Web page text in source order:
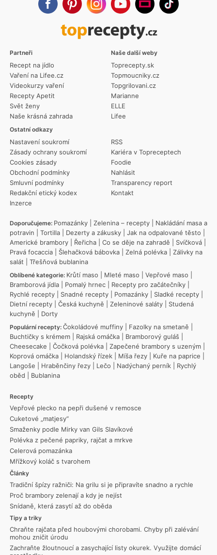
Partneři
Recept na jídlo
Vaření na Lifee.cz
Videokurzy vaření
Recepty Apetit
Svět ženy
Naše krásná zahrada
Ostatní odkazy
Nastavení soukromí
Zásady ochrany soukromí
Cookies zásady
Obchodní podmínky
Smluvní podmínky
Redakční etický kodex
Inzerce
RSS
Kariéra v Topreceptech
Foodie
Nahlásit
Transparency report
Kontakt
Naše další weby
Toprecepty.sk
Topmoucniky.cz
Topgrilovani.cz
Marianne
ELLE
Lifee
Doporučujeme: Pomazánky Zelenina – recepty
Nakládání masa a
potravin
Tortilla Dezerty a zákusky Jak na odpalované těsto
Americké brambory
Řeřicha Co se děje na zahradě Svíčková
Pravá focaccia
Šlehačková bábovka Zelná polévka
Zálivky na
salát
Třešňová bublanina
Oblíbené kategorie: Krůtí maso Mleté maso Vepřové maso
Bramborová jídla
Pomalý hrnec Recepty pro začátečníky
Rychlé recepty
Snadné recepty Pomazánky Sladké recepty
Dietní recepty
Česká kuchyně Zeleninové saláty
Studená
kuchyně
Dorty
Populární recepty: Čokoládové muffiny Fazolky na smetaně
Buchtičky s krémem
Rajská omáčka Bramborový guláš
Cheesecake
Čočková polévka Zapečené brambory s uzeným
Koprová omáčka
Holandský řízek Míša řezy Kuře na paprice
Langoše
Hraběnčiny řezy Lečo Nadýchaný perník
Rychlý
oběd
Bublanina
Recepty
Vepřové plecko na pepři dušené v remosce
Cuketové „matjesy“
Smaženky podle Mirky van Gils Slavíkové
Polévka z pečené papriky, rajčat a mrkve
Celerová pomazánka
Mřížkový koláč s tvarohem
Články
Tradiční špízy ražniči: Na grilu si je připravíte snadno a rychle
Proč brambory zelenají a kdy je nejíst
Snídaně, která zasytí až do oběda
Tipy a triky
Chraňte rajčata před houbovými chorobami. Chyby při zalévání
mohou zničit úrodu
Zachraňte žloutnoucí a zasychající listy okurek. Využijte domácí